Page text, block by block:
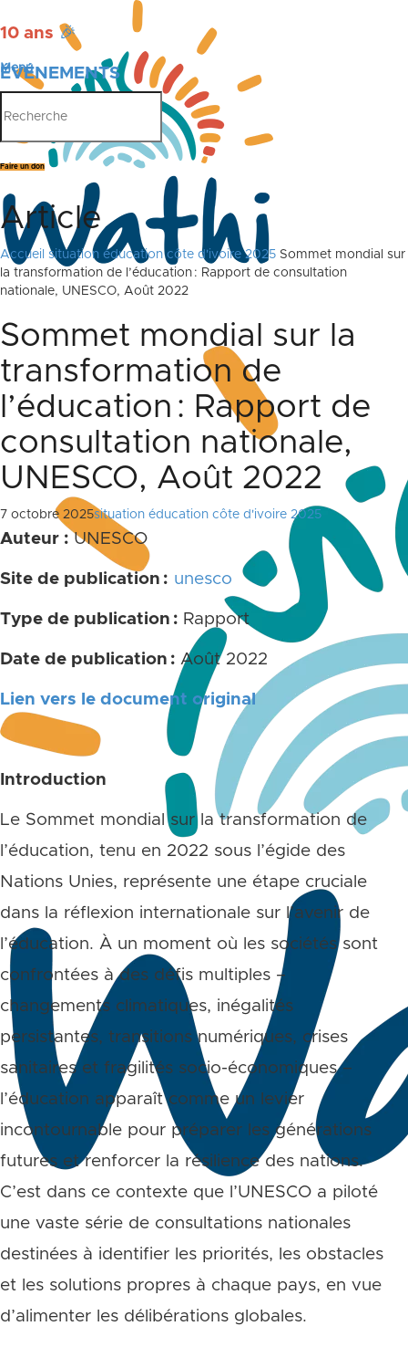
10 ans 🎉
ÉVÉNEMENTS
PUBLICATIONS
Menu
Faire un don
Article
Accueil situation éducation côte d'ivoire 2025 Sommet mondial sur
la transformation de l’éducation : Rapport de consultation
nationale, UNESCO, Août 2022
Sommet mondial sur la
transformation de
l’éducation : Rapport de
consultation nationale,
UNESCO, Août 2022
7 octobre 2025situation éducation côte d'ivoire 2025
Auteur :UNESCO
Site de publication : unesco
Type de publication : Rapport
Date de publication : Août 2022
Lien vers le document original
Introduction
Le Sommet mondial sur la transformation de
l’éducation, tenu en 2022 sous l’égide des
Nations Unies, représente une étape cruciale
dans la réflexion internationale sur l’avenir de
l’éducation. À un moment où les sociétés sont
confrontées à des défis multiples –
changements climatiques, inégalités
persistantes, transitions numériques, crises
sanitaires et fragilités socio-économiques –
l’éducation apparaît comme un levier
incontournable pour préparer les générations
futures et renforcer la résilience des nations.
C’est dans ce contexte que l’UNESCO a piloté
une vaste série de consultations nationales
destinées à identifier les priorités, les obstacles
et les solutions propres à chaque pays, en vue
d’alimenter les délibérations globales.